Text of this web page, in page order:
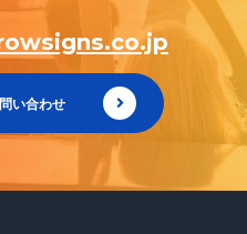
い合わせ